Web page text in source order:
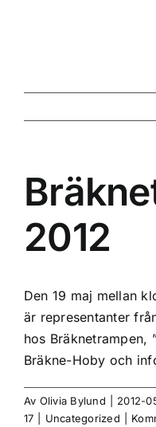
2012
Den 19 maj mellan
är representanter
hos Bräknetrampen,
Bräkne-Hoby och
Av Olivia Bylund
2012-
17
Uncategorized